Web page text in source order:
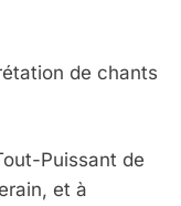
de chants
Puissant de
et à